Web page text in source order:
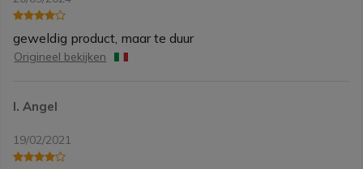
geweldig product, maar te duur
Origineel bekijken
I. Angel
19/02/2021